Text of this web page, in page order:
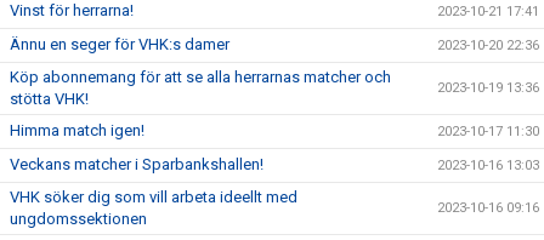
Vinst för herrarna! 2023-10-21 17:41
Ännu en seger för VHK:s damer 2023-10-20 22:36
Köp abonnemang för att se alla herrarnas matcher och
stötta VHK!
2023-10-19 13:36
Himma match igen! 2023-10-17 11:30
Veckans matcher i Sparbankshallen! 2023-10-16 13:03
VHK söker dig som vill arbeta ideellt med
ungdomssektionen
2023-10-16 09:16